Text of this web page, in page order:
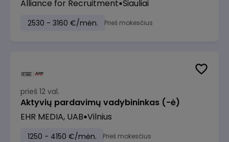
Alliance for Recruitment Šiauliai
2530 - 3160 €/mėn. Prieš mokesčius
prieš 12 val.
Aktyvių pardavimų vadybininkas (-ė)
EHR MEDIA, UAB Vilnius
1250 - 4150 €/mėn. Prieš mokesčius